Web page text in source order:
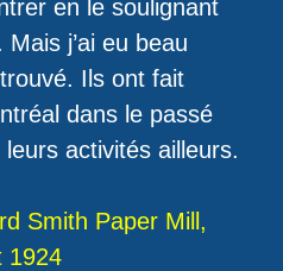
en le soulignant
j’ai eu beau
Ils ont fait
dans le passé
activités ailleurs.